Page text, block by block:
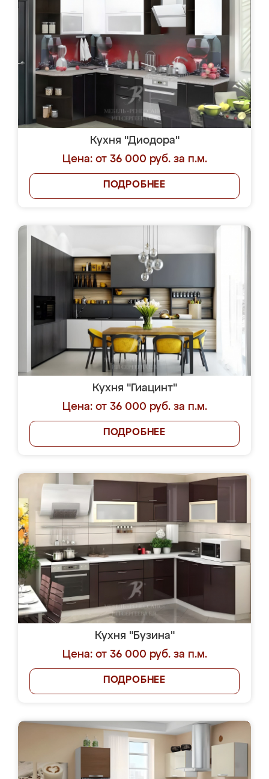
Кухня "Диодора"
Цена: от 36 000 руб. за п.м.
ПОДРОБНЕЕ
Кухня "Гиацинт"
Цена: от 36 000 руб. за п.м.
ПОДРОБНЕЕ
Кухня "Бузина"
Цена: от 36 000 руб. за п.м.
ПОДРОБНЕЕ